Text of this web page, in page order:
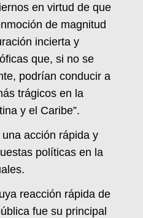
en virtud de que
de magnitud
incierta y
que, si no se
podrían conducir a
trágicos en la
y el Caribe”.
acción rápida y
políticas en la
reacción rápida de
fue su principal